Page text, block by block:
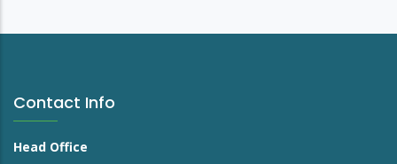
Contact Info
Head Office